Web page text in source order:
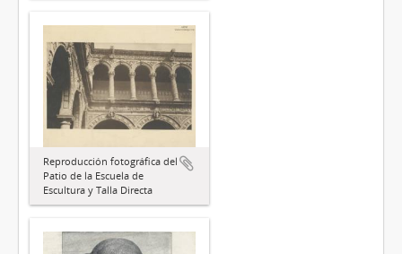
Reproducción fotográfica del
Patio de la Escuela de
Escultura y Talla Directa